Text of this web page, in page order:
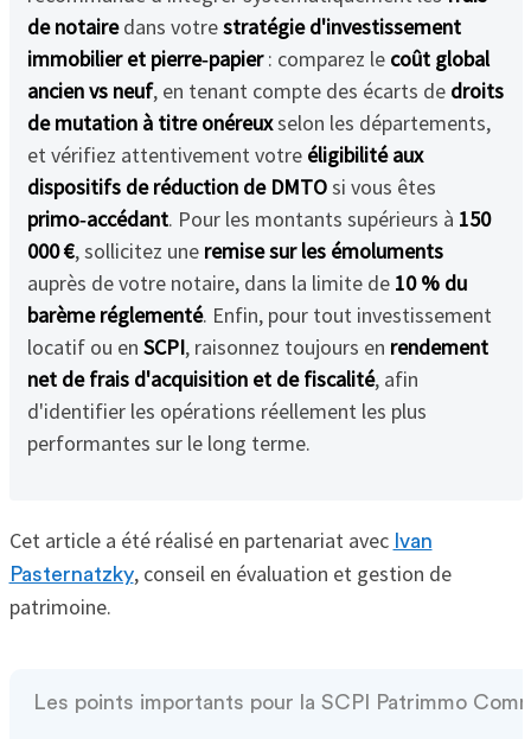
de notairedans votrestratégie d'investissement
immobilier et pierre‑papier: comparez le coût global
ancien vs neuf, en tenant compte des écarts de droits
de mutation à titre onéreuxselon les départements,
et vérifiez attentivement votre éligibilité aux
dispositifs de réduction de DMTOsi vous êtes
primo‑accédant. Pour les montants supérieurs à 150
000 €, sollicitez une remise sur les émoluments
auprès de votre notaire, dans la limite de 10 % du
barème réglementé. Enfin, pour tout investissement
locatif ou en SCPI, raisonnez toujours en rendement
net de frais d'acquisition et de fiscalité, afin
d'identifier les opérations réellement les plus
performantes sur le long terme.
Cet article a été réalisé en partenariat avec Ivan
Pasternatzky, conseil en évaluation et gestion de
patrimoine.
Les points importants pour la SCPI Patrimmo